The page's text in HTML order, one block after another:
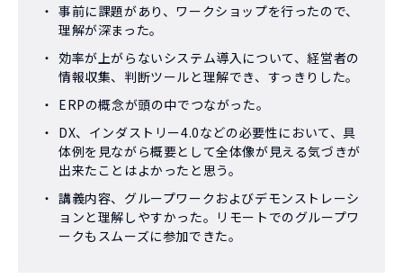
事前に課題があり、ワークショップを行ったので、
理解が深まった。
効率が上がらないシステム導入について、経営者の
情報収集、判断ツールと理解でき、すっきりした。
ERPの概念が頭の中でつながった。
DX、インダストリー4.0などの必要性において、具
体例を見ながら概要として全体像が見える気づきが
出来たことはよかったと思う。
講義内容、グループワークおよびデモンストレーシ
ョンと理解しやすかった。リモートでのグループワ
ークもスムーズに参加できた。